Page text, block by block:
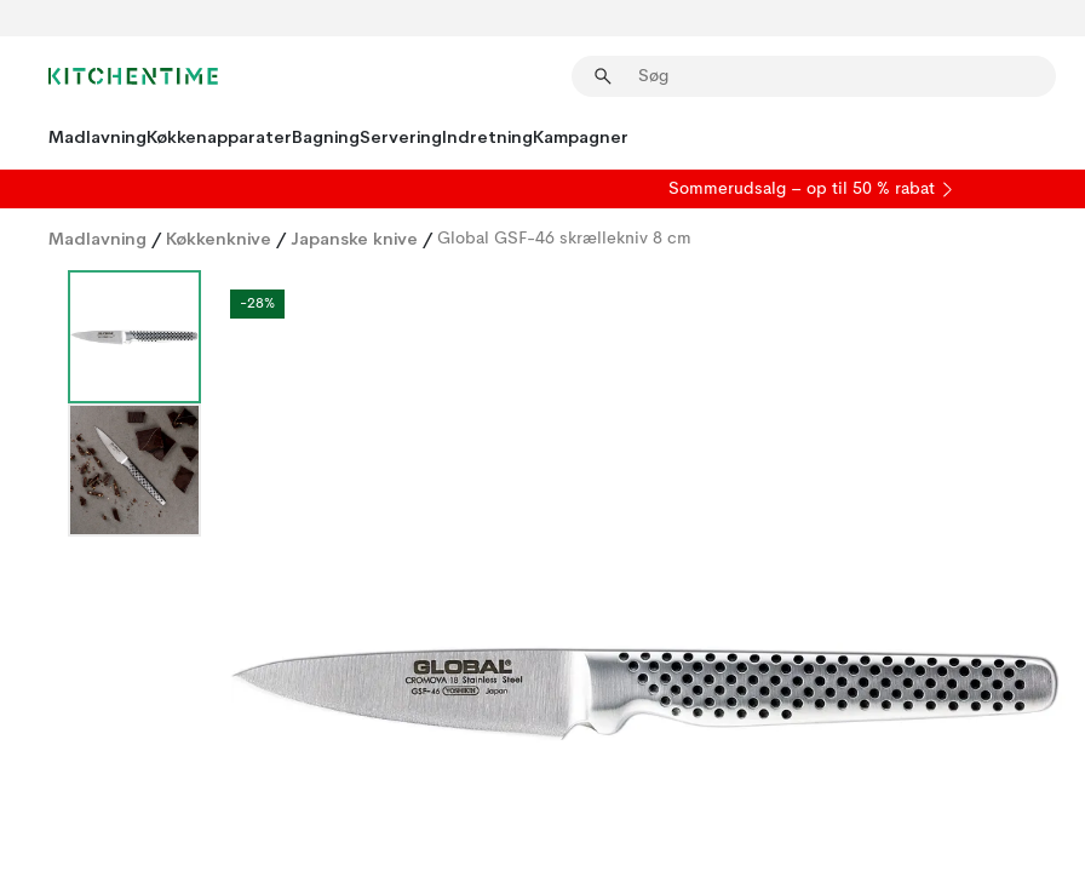
MadlavningKøkkenapparaterBagningServeringIndretningKampagner
Sommerudsalg – op til 50 % rabat
Madlavning / Køkkenknive / Japanske knive / Global GSF-46 skrællekniv 8 cm
-28%